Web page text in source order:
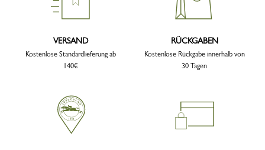
VERSAND
Kostenlose Standardlieferung ab
140€
RÜCKGABEN
Kostenlose Rückgabe innerhalb von
30 Tagen